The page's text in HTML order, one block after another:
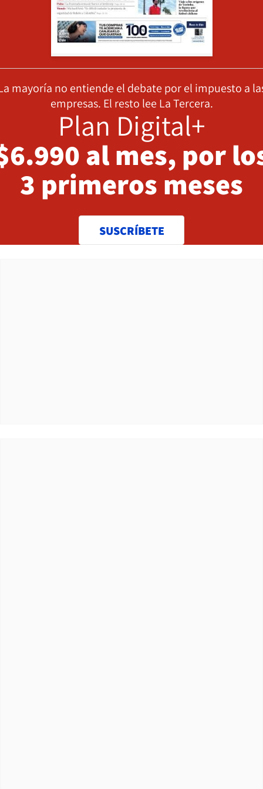
mayoría no entiende el debate por el impuesto a
empresas. El resto lee La Tercera.
Plan Digital+
al mes, por
3 primeros meses
SUSCRÍBETE